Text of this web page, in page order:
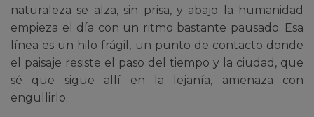
naturaleza se alza, sin prisa, y abajo la humanidad
empieza el día con un ritmo bastante pausado. Esa
línea es un hilo frágil, un punto de contacto donde
el paisaje resiste el paso del tiempo y la ciudad, que
sé que sigue allí en la lejanía, amenaza con
engullirlo.